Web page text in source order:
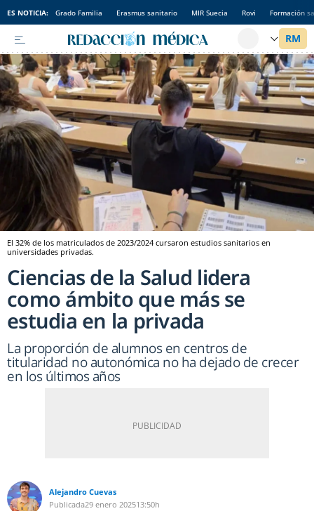
ES NOTICIA: Grado Familia Erasmus sanitario MIR Suecia Rovi Formación
El 32% de los matriculados de 2023/2024 cursaron estudios sanitarios en
universidades privadas.
Ciencias de la Salud lidera
como ámbito que más se
estudia en la privada
La proporción de alumnos en centros de
titularidad no autonómica no ha dejado de crecer
en los últimos años
Alejandro Cuevas
Publicada29 enero 202513:50h